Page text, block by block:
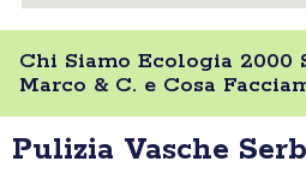
Chi Siamo Ecologia 2000
Marco & C. e Cosa
Pulizia Vasche